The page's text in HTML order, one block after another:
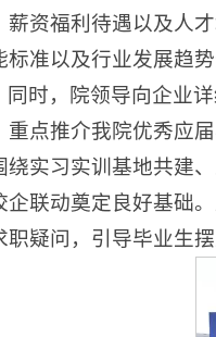
薪资福利待遇以及人
标准以及行业发展趋势
同时，院领导向企业
重点推介我院优秀应
绕实习实训基地共建
企联动奠定良好基础
职疑问，引导毕业生